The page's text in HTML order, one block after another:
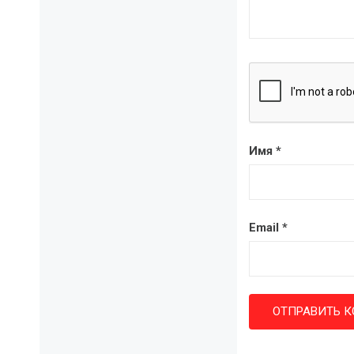
Имя *
Email *